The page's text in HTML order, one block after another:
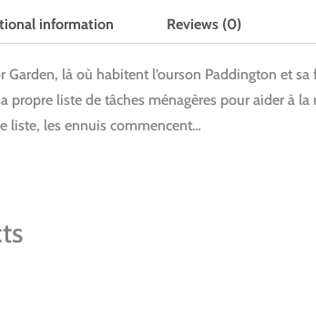
information Reviews (0)
Garden, là où habitent l’ourson Paddington et sa
propre liste de tâches ménagères pour aider à
liste, les ennuis commencent…